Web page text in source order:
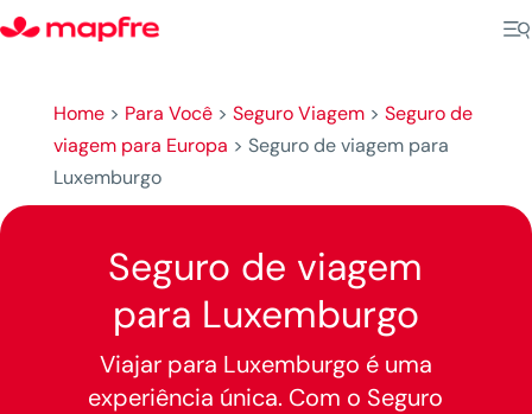
Home> Para Você> Seguro Viagem> Seguro de
viagem para Europa > Seguro de viagem para
Luxemburgo
Seguro de viagem
para Luxemburgo
Viajar para Luxemburgo é uma
experiência única. Com o Seguro